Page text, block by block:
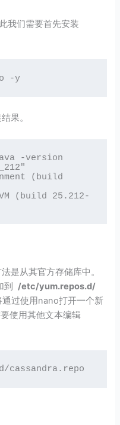
我们需要首先安装
-y
果。
-version
(build
(build 25.212-
是从其官方存储库中。
到/etc/yum.repos.d/
通过使用nano打开一个新
使用其他文本编辑
cassandra.repo